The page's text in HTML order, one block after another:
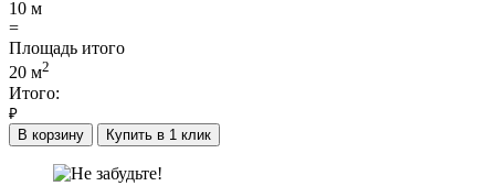
10 м
=
Площадь итого
20 м2
Итого:
₽
В корзину
Купить в 1 клик